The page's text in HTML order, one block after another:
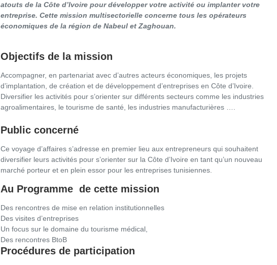
atouts de la Côte d’Ivoire pour développer votre activité ou implanter votre
entreprise. Cette mission multisectorielle concerne tous les opérateurs
économiques de la région de Nabeul et Zaghouan.
Objectifs de la mission
Accompagner, en partenariat avec d’autres acteurs économiques, les projets
d’implantation, de création et de développement d’entreprises en Côte d’Ivoire.
Diversifier les activités pour s’orienter sur différents secteurs comme les industries
agroalimentaires, le tourisme de santé, les industries manufacturières ….
Public concerné
Ce voyage d’affaires s’adresse en premier lieu aux entrepreneurs qui souhaitent
diversifier leurs activités pour s’orienter sur la Côte d’Ivoire en tant qu’un nouveau
marché porteur et en plein essor pour les entreprises tunisiennes.
Au Programme de cette mission
Des rencontres de mise en relation institutionnelles
Des visites d’entreprises
Un focus sur le domaine du tourisme médical,
Des rencontres BtoB
Procédures de participation